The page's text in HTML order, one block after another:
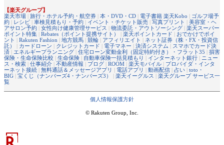
【楽天グループ】
楽天市場
旅行・ホテル予約・航空券 本・DVD・CD 電子書籍 楽天Kobo
ゴルフ場予
約
レシピ 車検見積もり・予約 イベント・チケット販売 写真プリント
美容室・ヘ
アサロン予約
女性向け健康管理サービス 物流委託・アウトソーシング
楽天スーパー
ポイント特集
Rebates（ポイント提携サイト） 楽天ポイントカード
おでかけでポイ
ント
Rakuten Fashion 地方競馬 競輪 アフィリエイト
ネット証券（株・FX・投資信
託）
カードローン クレジットカード 電子マネー 決済システム
スマホでカード決
済
エネルギープランニング 住宅ローン変動金利（固定特約付き）・フラット35
損害
保険・生命保険比較
生命保険 自動車保険一括見積もり インターネット銀行
ニュー
ス・検索
仕事紹介 不動産情報 ブログ ROOM 楽天モバイル
プロバイダ・インタ
ーネット接続
無料通話＆メッセージアプリ 電話アプリ 動画配信 占い
toto・
BIG
宝くじ（ナンバーズ4・ナンバーズ3） 楽天イーグルス
楽天グループ サービス一
覧
個人情報保護方針
© Rakuten Group, Inc.